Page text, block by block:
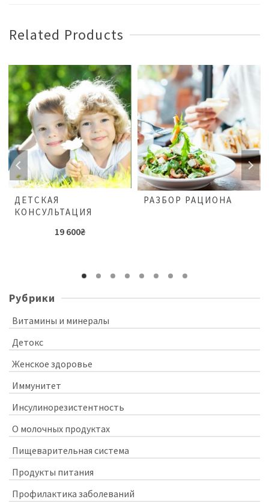
Related Products
ДЕТСКАЯ
КОНСУЛЬТАЦИЯ
19 600₴
РАЗБОР РАЦИОНА
Рубрики
Витамины и минералы
Детокс
Женское здоровье
Иммунитет
Инсулинорезистентность
О молочных продуктах
Пищеварительная система
Продукты питания
Профилактика заболеваний